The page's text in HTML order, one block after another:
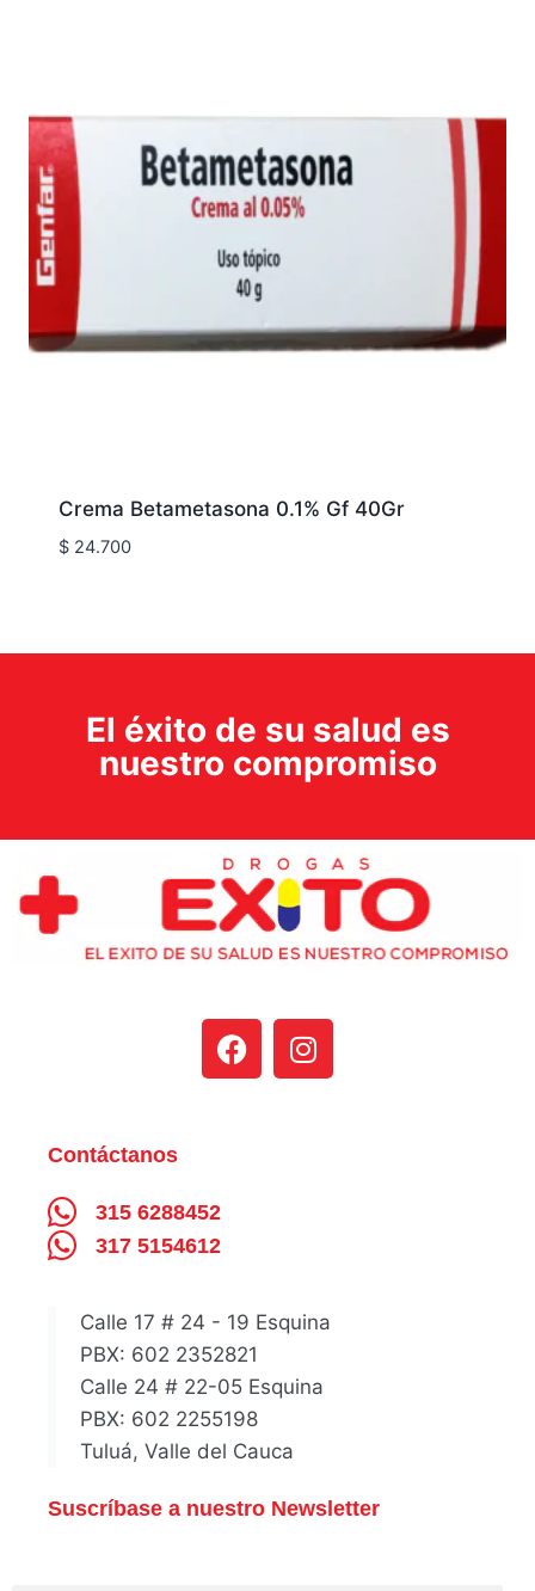
Crema Betametasona 0.1% Gf 40Gr
$24.700
El éxito de su salud es
nuestro compromiso
Contáctanos
315 6288452
317 5154612
Calle 17 # 24 - 19 Esquina
PBX: 602 2352821
Calle 24 # 22-05 Esquina
PBX: 602 2255198
Tuluá, Valle del Cauca
Suscríbase a nuestro Newsletter